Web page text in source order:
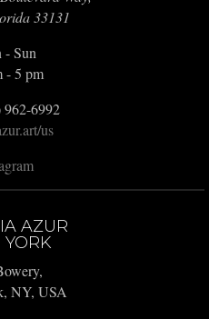
33131
- Sun
- 5 pm
6992
us
AZUR
NY, USA